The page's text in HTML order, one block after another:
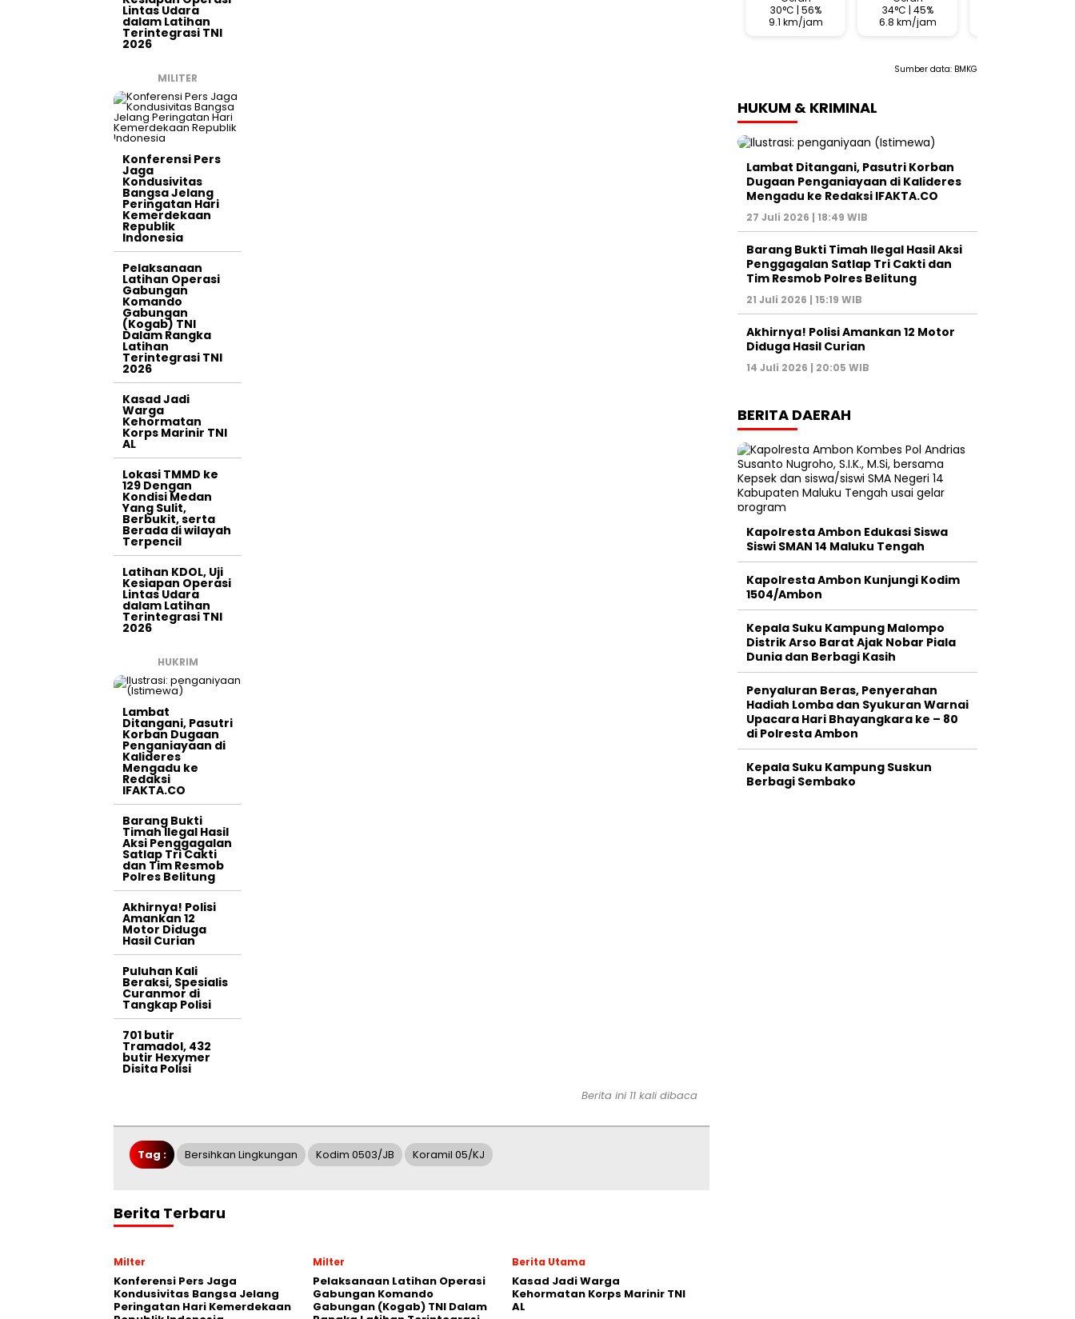
Lintas Udara
dalam Latihan
Terintegrasi TNI
2026
MILITER
Konferensi Pers
Jaga
Kondusivitas
Bangsa Jelang
Peringatan Hari
Kemerdekaan
Republik
Indonesia
Pelaksanaan
Latihan Operasi
Gabungan
Komando
Gabungan
(Kogab) TNI
Dalam Rangka
Latihan
Terintegrasi TNI
2026
Kasad Jadi
Warga
Kehormatan
Korps Marinir TNI
AL
Lokasi TMMD ke
129 Dengan
Kondisi Medan
Yang Sulit,
Berbukit, serta
Berada di wilayah
Terpencil
Latihan KDOL, Uji
Kesiapan Operasi
Lintas Udara
dalam Latihan
Terintegrasi TNI
2026
HUKRIM
Lambat
Ditangani, Pasutri
Korban Dugaan
Penganiayaan di
Kalideres
Mengadu ke
Redaksi
IFAKTA.CO
Barang Bukti
Timah Ilegal Hasil
Aksi Penggagalan
Satlap Tri Cakti
dan Tim Resmob
Polres Belitung
Akhirnya! Polisi
Amankan 12
Motor Diduga
Hasil Curian
Puluhan Kali
Beraksi, Spesialis
Curanmor di
Tangkap Polisi
701 butir
Tramadol, 432
butir Hexymer
Disita Polisi
Berita ini 11 kali dibaca
Tag : Bersihkan Lingkungan Kodim 0503/JB Koramil 05/KJ
Berita Terbaru
Milter
Konferensi Pers Jaga
Kondusivitas Bangsa Jelang
Peringatan Hari Kemerdekaan
Milter
Pelaksanaan Latihan Operasi
Gabungan Komando
Gabungan (Kogab) TNI Dalam
Berita Utama
Kasad Jadi Warga
Kehormatan Korps Marinir TNI
AL
30°C | 56%
9.1 km/jam
34°C | 45%
6.8 km/jam
Sumber data: BMKG
HUKUM & KRIMINAL
Lambat Ditangani, Pasutri Korban
Dugaan Penganiayaan di Kalideres
Mengadu ke Redaksi IFAKTA.CO
27 Juli 2026 | 18:49 WIB
Barang Bukti Timah Ilegal Hasil Aksi
Penggagalan Satlap Tri Cakti dan
Tim Resmob Polres Belitung
21 Juli 2026 | 15:19 WIB
Akhirnya! Polisi Amankan 12 Motor
Diduga Hasil Curian
14 Juli 2026 | 20:05 WIB
BERITA DAERAH
Kapolresta Ambon Edukasi Siswa
Siswi SMAN 14 Maluku Tengah
Kapolresta Ambon Kunjungi Kodim
1504/Ambon
Kepala Suku Kampung Malompo
Distrik Arso Barat Ajak Nobar Piala
Dunia dan Berbagi Kasih
Penyaluran Beras, Penyerahan
Hadiah Lomba dan Syukuran Warnai
Upacara Hari Bhayangkara ke – 80
di Polresta Ambon
Kepala Suku Kampung Suskun
Berbagi Sembako